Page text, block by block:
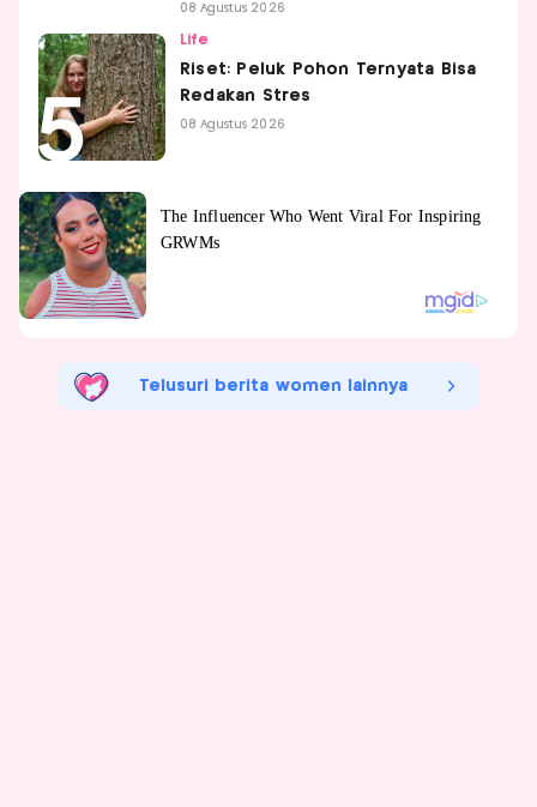
08 Agustus 2026
Life
Riset: Peluk Pohon Ternyata Bisa
Redakan Stres
08 Agustus 2026
Telusuri berita women lainnya